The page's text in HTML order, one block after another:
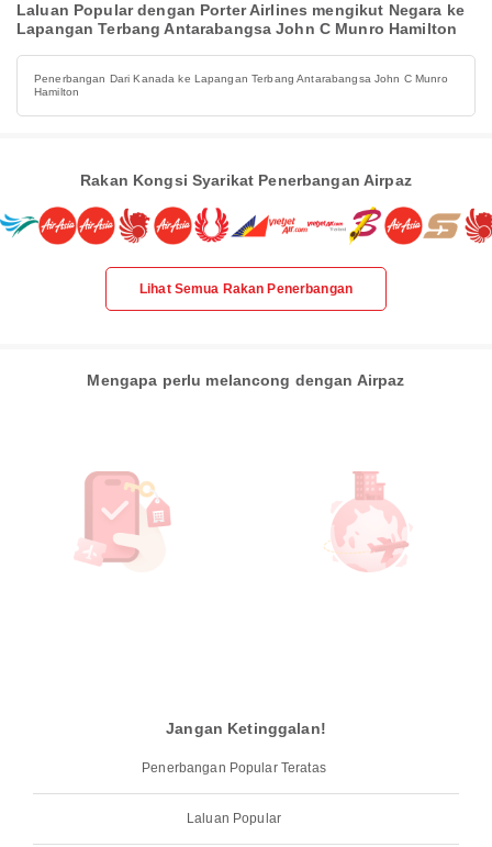
Laluan Popular dengan Porter Airlines mengikut Negara ke
Lapangan Terbang Antarabangsa John C Munro Hamilton
Penerbangan Dari Kanada ke Lapangan Terbang Antarabangsa John C Munro
Hamilton
Rakan Kongsi Syarikat Penerbangan Airpaz
Lihat Semua Rakan Penerbangan
Mengapa perlu melancong dengan Airpaz
Jangan Ketinggalan!
Penerbangan Popular Teratas
Laluan Popular